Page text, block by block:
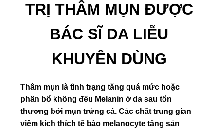
TRỊ THÂM MỤN ĐƯỢC
BÁC SĨ DA LIỄU
KHUYÊN DÙNG
Thâm mụn là tình trạng tăng quá mức hoặc
phân bổ không đều Melanin ở da sau tổn
thương bởi mụn trứng cá. Các chất trung gian
viêm kích thích tế bào melanocyte tăng sản